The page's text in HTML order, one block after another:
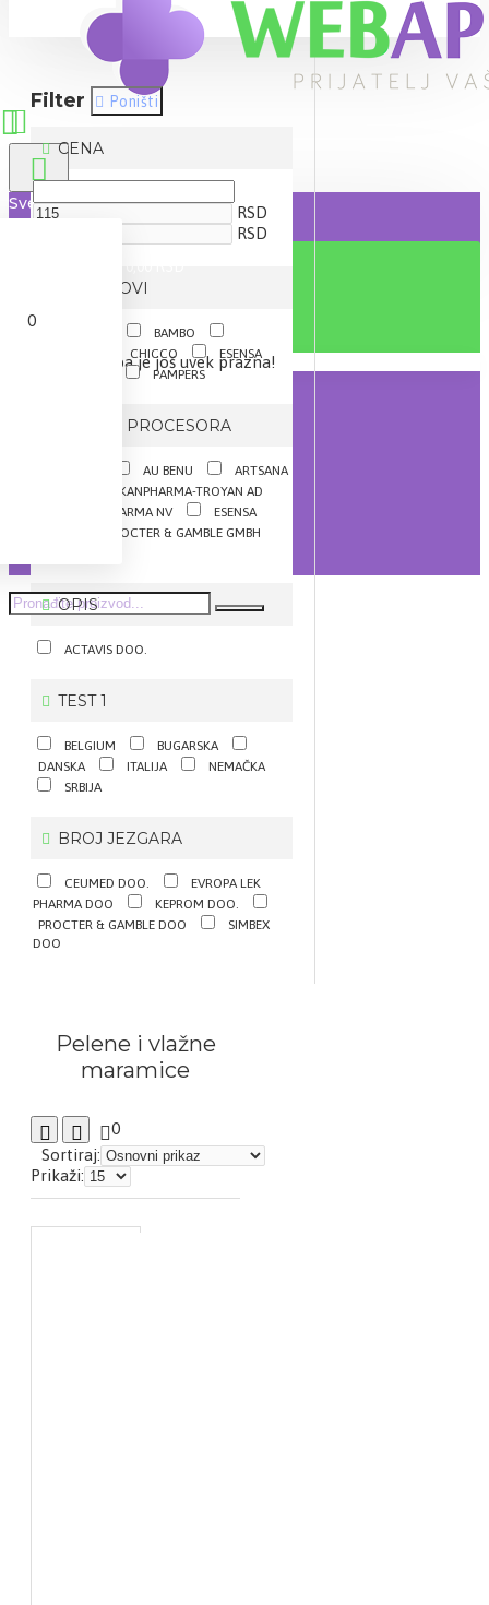
Sve
0
Vaša korpa je još uvek prazna!
Filter Poništi
CENA
RSD
RSD
BRENDOVI
BAMBO
CHICCO
ESENSA
PAMPERS
BRZINA PROCESORA
AU BENU
ARTSANA
BALKANPHARMA-TROYAN AD
CERES PHARMA NV
ESENSA
PROCTER & GAMBLE GMBH
OPIS
ACTAVIS DOO.
TEST 1
BELGIUM
BUGARSKA
DANSKA
ITALIJA
NEMAČKA
SRBIJA
BROJ JEZGARA
CEUMED DOO.
EVROPA LEK
PHARMA DOO
KEPROM DOO.
PROCTER & GAMBLE DOO
SIMBEX
DOO
Pelene i vlažne
maramice
0
Sortiraj:
Prikaži: